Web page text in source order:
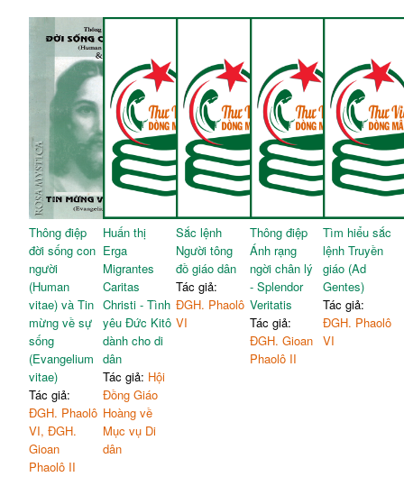
Thông điệp
đời sống con
người
(Human
vitae) và Tin
mừng về sự
sống
(Evangelium
vitae)
Tác giả:
ĐGH. Phaolô
VI, ĐGH.
Gioan
Phaolô II
Huấn thị
Erga
Migrantes
Caritas
Christi - Tình
yêu Đức Kitô
dành cho di
dân
Tác giả: Hội
Đồng Giáo
Hoàng về
Mục vụ Di
dân
Sắc lệnh
Người tông
đồ giáo dân
Tác giả:
ĐGH. Phaolô
VI
Thông điệp
Ánh rạng
ngời chân lý
- Splendor
Veritatis
Tác giả:
ĐGH. Gioan
Phaolô II
Tìm hiểu sắc
lệnh Truyền
giáo (Ad
Gentes)
Tác giả:
ĐGH. Phaolô
VI